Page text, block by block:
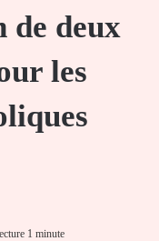
de deux
les
1 minute